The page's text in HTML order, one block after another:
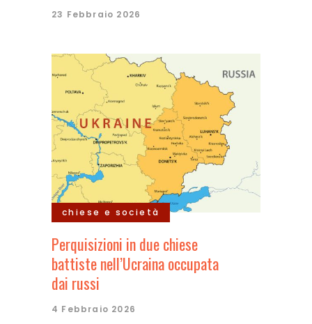
23 Febbraio 2026
chiese e società
Perquisizioni in due chiese
battiste nell’Ucraina occupata
dai russi
4 Febbraio 2026